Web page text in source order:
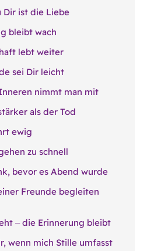
Dir ist die Liebe
bleibt wach
lebt weiter
sei Dir leicht
nimmt man mit
als der Tod
ewig
zu schnell
bevor es Abend wurde
Freunde begleiten
‒ die Erinnerung bleibt
wenn mich Stille umfasst